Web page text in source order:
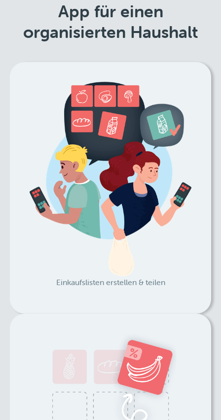
App für einen
organisierten Haushalt
Einkaufslisten erstellen & teilen